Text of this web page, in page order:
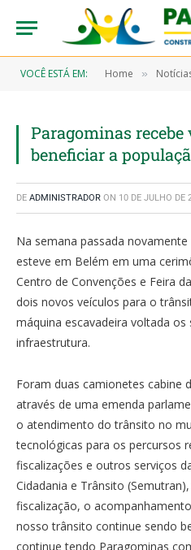
VOCÊ ESTÁ EM: Home »
Paragominas
beneficiar a
DE ADMINISTRADOR ON 10 DE JULHO DE
Na semana passada
esteve em Belém em uma
Centro de Convenções e Feira
dois novos veículos para o
máquina escavadeira voltada os
infraestrutura.
Foram duas camionetes cabine
através de uma emenda
o atendimento do trânsito no
tecnológicas para os percursos
fiscalizações e outros serviços
Cidadania e Trânsito
fiscalização, o
nosso trânsito continue sendo
continue tendo Paragominas